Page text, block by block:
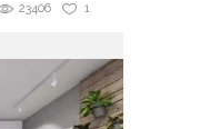
1
23406